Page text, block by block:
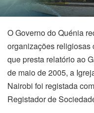
O Governo do Quénia
organizações religiosas
que presta relatório ao
de maio de 2005, a
Nairobi foi registada
Registador de